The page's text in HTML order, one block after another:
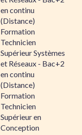
en continu
(Distance)
Formation
Technicien
Supérieur Systèmes
et Réseaux - Bac+2
en continu
(Distance)
Formation
Technicien
Supérieur en
Conception